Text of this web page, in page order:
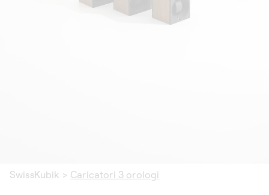
SwissKubik > Caricatori 3 orologi